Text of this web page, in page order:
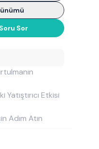
Sor
Etkisi
Adım Atın